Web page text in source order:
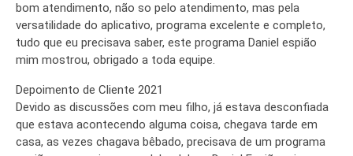
bom atendimento, não so pelo atendimento, mas pela
versatilidade do aplicativo, programa excelente e completo,
tudo que eu precisava saber, este programa Daniel espião
mim mostrou, obrigado a toda equipe.
Depoimento de Cliente 2021
Devido as discussões com meu filho, já estava desconfiada
que estava acontecendo alguma coisa, chegava tarde em
casa, as vezes chagava bêbado, precisava de um programa